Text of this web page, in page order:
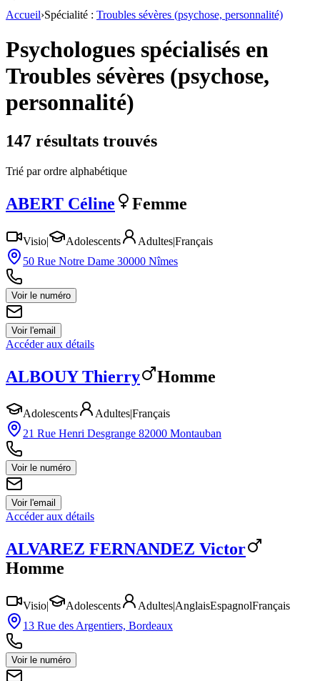
Accueil›Spécialité : Troubles sévères (psychose, personnalité)
Psychologues spécialisés en
Troubles sévères (psychose,
personnalité)
147 résultats trouvés
Trié par ordre alphabétique
ABERT Céline Femme
Visio| Adolescents Adultes|Français
50 Rue Notre Dame 30000 Nîmes
Voir le numéro
Voir l'email
Accéder aux détails
ALBOUY Thierry Homme
Adolescents Adultes|Français
21 Rue Henri Desgrange 82000 Montauban
Voir le numéro
Voir l'email
Accéder aux détails
ALVAREZ FERNANDEZ Victor
Homme
Visio| Adolescents Adultes|AnglaisEspagnolFrançais
13 Rue des Argentiers, Bordeaux
Voir le numéro